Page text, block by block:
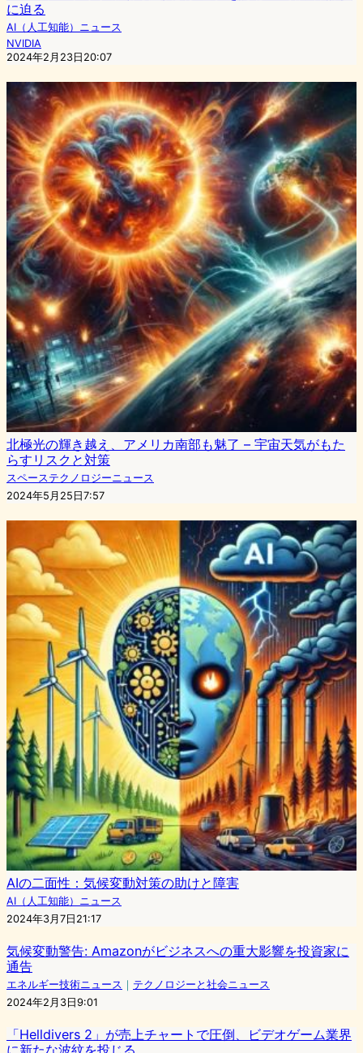
に迫る
AI（人工知能）ニュース
NVIDIA
2024年2月23日20:07
北極光の輝き越え、アメリカ南部も魅了 – 宇宙天気がもた
らすリスクと対策
スペーステクノロジーニュース
2024年5月25日7:57
AIの二面性：気候変動対策の助けと障害
AI（人工知能）ニュース
2024年3月7日21:17
気候変動警告: Amazonがビジネスへの重大影響を投資家に
通告
エネルギー技術ニュース ｜ テクノロジーと社会ニュース
2024年2月3日9:01
「Helldivers 2」が売上チャートで圧倒、ビデオゲーム業界
に新たな波紋を投じる